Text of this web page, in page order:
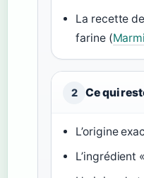
La recette
farine (
2 Ce qui
L’origine
L’ingrédient